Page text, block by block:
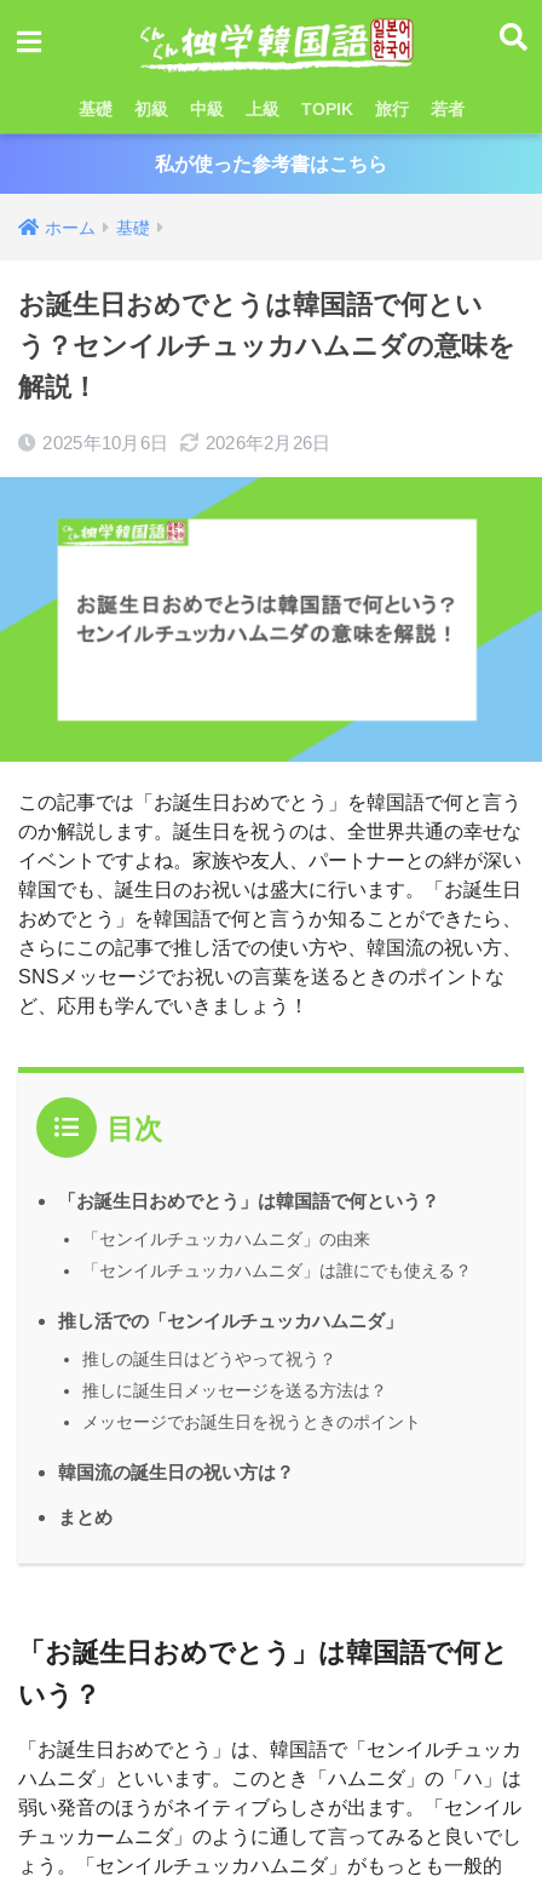
基礎 初級 中級 上級 TOPIK 旅行 若者
私が使った参考書はこちら
ホーム 基礎
お誕生日おめでとうは韓国語で何とい
う？センイルチュッカハムニダの意味を
解説！
2025年10月6日 2026年2月26日
この記事では「お誕生日おめでとう」を韓国語で何と言う
のか解説します。誕生日を祝うのは、全世界共通の幸せな
イベントですよね。家族や友人、パートナーとの絆が深い
韓国でも、誕生日のお祝いは盛大に行います。「お誕生日
おめでとう」を韓国語で何と言うか知ることができたら、
さらにこの記事で推し活での使い方や、韓国流の祝い方、
SNSメッセージでお祝いの言葉を送るときのポイントな
ど、応用も学んでいきましょう！
目次
「お誕生日おめでとう」は韓国語で何という？
「センイルチュッカハムニダ」の由来
「センイルチュッカハムニダ」は誰にでも使える？
推し活での「センイルチュッカハムニダ」
推しの誕生日はどうやって祝う？
推しに誕生日メッセージを送る方法は？
メッセージでお誕生日を祝うときのポイント
韓国流の誕生日の祝い方は？
まとめ
「お誕生日おめでとう」は韓国語で何と
いう？
「お誕生日おめでとう」は、韓国語で「センイルチュッカ
ハムニダ」といいます。このとき「ハムニダ」の「ハ」は
弱い発音のほうがネイティブらしさが出ます。「センイル
チュッカームニダ」のように通して言ってみると良いでし
ょう。「センイルチュッカハムニダ」がもっとも一般的